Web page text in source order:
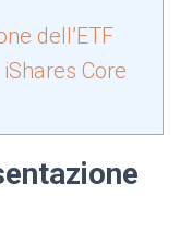
dell’ETF
Core